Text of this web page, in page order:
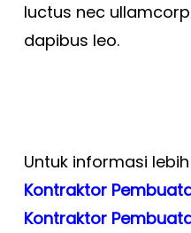
luctus nec
dapibus leo.
Untuk informasi
Kontraktor
Kontraktor